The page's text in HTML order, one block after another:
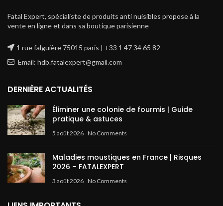
Fatal Expert, spécialiste de produits anti nuisibles propose à la
vente en ligne et dans sa boutique parisienne
1 rue falguière 75015 paris | +33 1 47 34 65 82
Email: hdb.fatalexpert@gmail.com
DERNIÈRE ACTUALITÉS
Éliminer une colonie de fourmis | Guide
pratique & astuces
5 août 2026 No Comments
Maladies moustiques en France | Risques
2026 – FATALEXPERT
3 août 2026 No Comments